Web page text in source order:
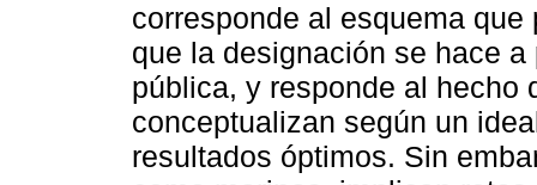
corresponde al esquema
que la designación se hace
pública, y responde al hecho
conceptualizan según un
resultados óptimos. Sin